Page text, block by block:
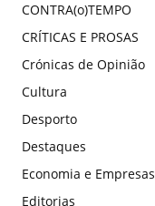
CONTRA(o)TEMPO
CRÍTICAS E PROSAS
Crónicas de Opinião
Cultura
Desporto
Destaques
Economia e Empresas
Editorias